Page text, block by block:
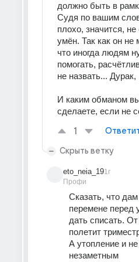
должно быть в
Судя по вашим
плохо, значится,
умён. Так как он не
что иногда людям
помогать,
не назвать...
И каким обманом
сделаете, если не
1
Скрыть ветку
eto_neia_19
Профи
1г
Сказать, что
перемене перед
дать списать. От
полетит
А утопление и
незаметным